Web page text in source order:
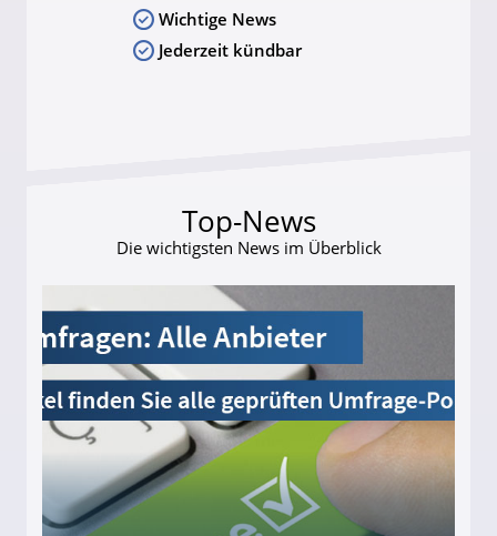
Wichtige News
Jederzeit kündbar
Top-News
Die wichtigsten News im Überblick